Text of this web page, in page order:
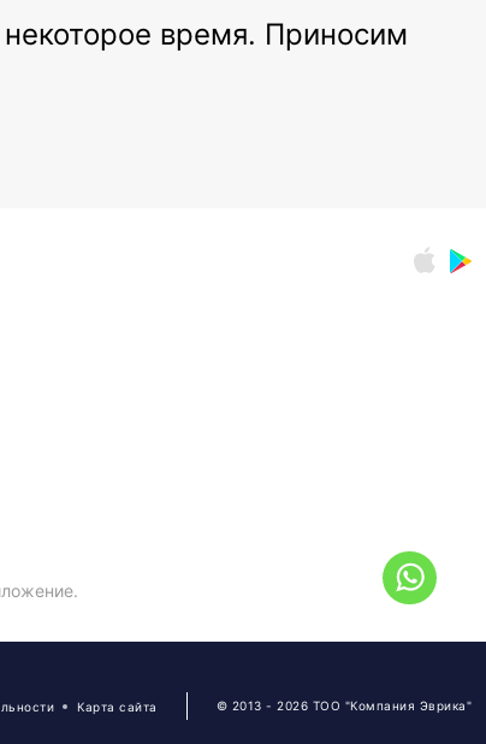
время. Приносим
Карта сайта © 2013 - 2026 ТОО "Компания Эврика"